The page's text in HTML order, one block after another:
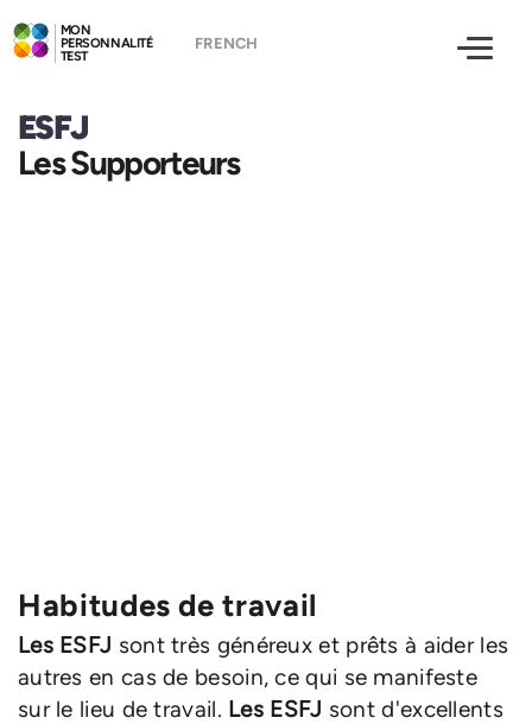
MON
PERSONNALITÉ
TEST
ESFJ
Les Supporteurs
Habitudes de travail
Les ESFJ sont très généreux et prêts à aider les
autres en cas de besoin, ce qui se manifeste
sur le lieu de travail. Les ESFJ sont d'excellents